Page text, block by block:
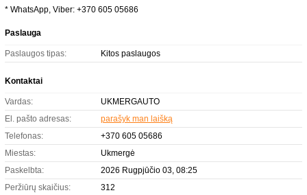
* WhatsApp, Viber: +370 605 05686
Paslauga
Paslaugos tipas: Kitos paslaugos
Kontaktai
Vardas:
UKMERGAUTO
El. pašto adresas:
parašyk man laišką
Telefonas:
+370 605 05686
Miestas:
Ukmergė
Paskelbta:
2026 Rugpjūčio 03, 08:25
Peržiūrų skaičius:
312